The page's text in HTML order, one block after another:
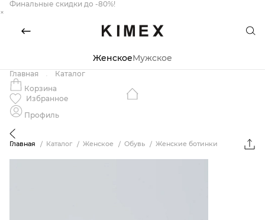
Финальные скидки до -80%!
×
ЖенскоеМужское
Главная
Каталог
Корзина
Избранное
Профиль
Главная Каталог Женское Обувь Женские ботинки